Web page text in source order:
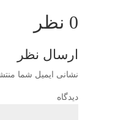
0 نظر
ارسال نظر
نشانی ایمیل شما